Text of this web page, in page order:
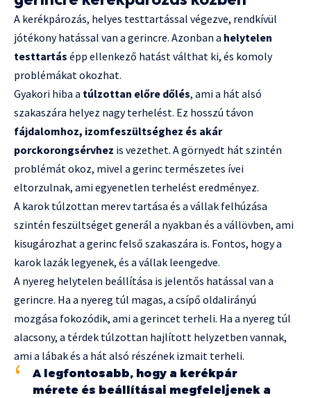
A kerékpározás, helyes testtartással végezve, rendkívül
jótékony hatással van a gerincre. Azonban a helytelen
testtartás épp ellenkező hatást válthat ki, és komoly
problémákat okozhat.
Gyakori hiba a túlzottan előre dőlés, ami a hát alsó
szakaszára helyez nagy terhelést. Ez hosszú távon
fájdalomhoz, izomfeszültséghez és akár
porckorongsérvhez is vezethet. A görnyedt hát szintén
problémát okoz, mivel a gerinc természetes ívei
eltorzulnak, ami egyenetlen terhelést eredményez.
A karok túlzottan merev tartása és a vállak felhúzása
szintén feszültséget generál a nyakban és a vállövben, ami
kisugározhat a gerinc felső szakaszára is. Fontos, hogy a
karok lazák legyenek, és a vállak leengedve.
A nyereg helytelen beállítása is jelentős hatással van a
gerincre. Ha a nyereg túl magas, a csípő oldalirányú
mozgása fokozódik, ami a gerincet terheli. Ha a nyereg túl
alacsony, a térdek túlzottan hajlított helyzetben vannak,
ami a lábak és a hát alsó részének izmait terheli.
A legfontosabb, hogy a kerékpár
mérete és beállításai megfeleljenek a